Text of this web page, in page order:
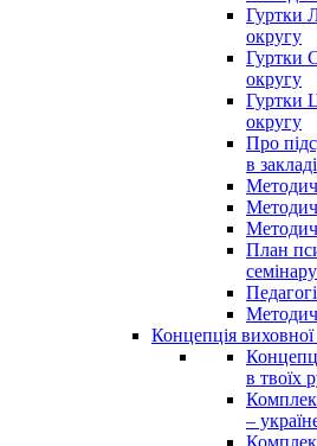
Гуртки
округу
Гуртки
округу
Гуртки
округу
Про
в закладі
План
семінару
Концепція
в твоїх
–